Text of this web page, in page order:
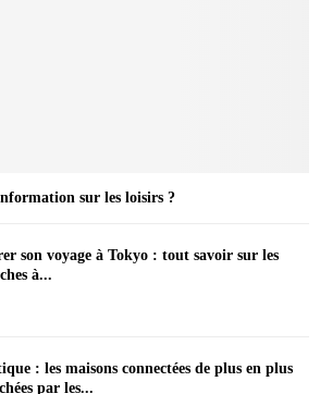
sur les loisirs ?
son voyage à Tokyo : tout savoir sur les
à...
: les maisons connectées de plus en plus
par les...